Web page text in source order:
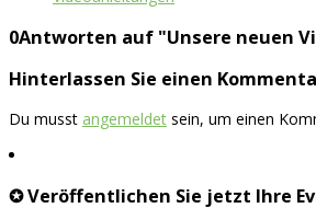
0Antworten auf "Unsere neuen
Hinterlassen Sie einen
Du musst angemeldet sein, um einen
✪ Veröffentlichen Sie jetzt Ihre